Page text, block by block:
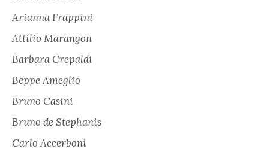
Arianna Frappini
Attilio Marangon
Barbara Crepaldi
Beppe Ameglio
Bruno Casini
Bruno de Stephanis
Carlo Accerboni